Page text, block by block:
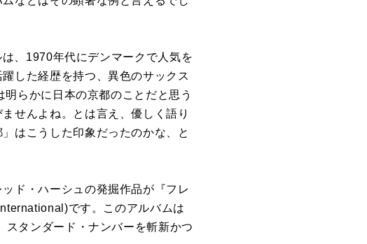
、1970年代にデンマークで人気を
した経歴を持つ、異色のサックス
らかに日本の京都のことだと思う
せんよね。とは言え、優しく語り
はこうした印象だったのかな、と
ド・ハーシュの発掘作品が『フレ
です。このアルバムは
タンダード・ナンバーを斬新かつ